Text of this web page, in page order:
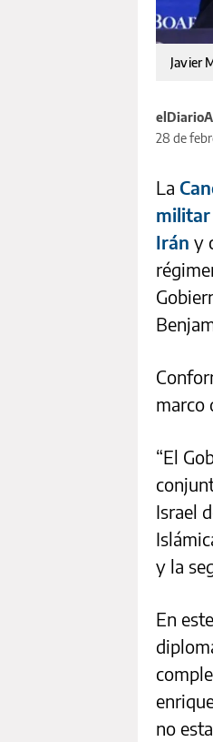
Javier
28 de
La
militar
Irán y
marco
“El
Israel
y la
En
no